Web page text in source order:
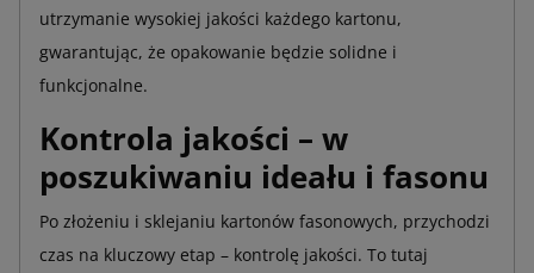
utrzymanie wysokiej jakości każdego kartonu,
gwarantując, że opakowanie będzie solidne i
funkcjonalne.
Kontrola jakości – w
poszukiwaniu ideału i fasonu
Po złożeniu i sklejaniu kartonów fasonowych, przychodzi
czas na kluczowy etap – kontrolę jakości. To tutaj